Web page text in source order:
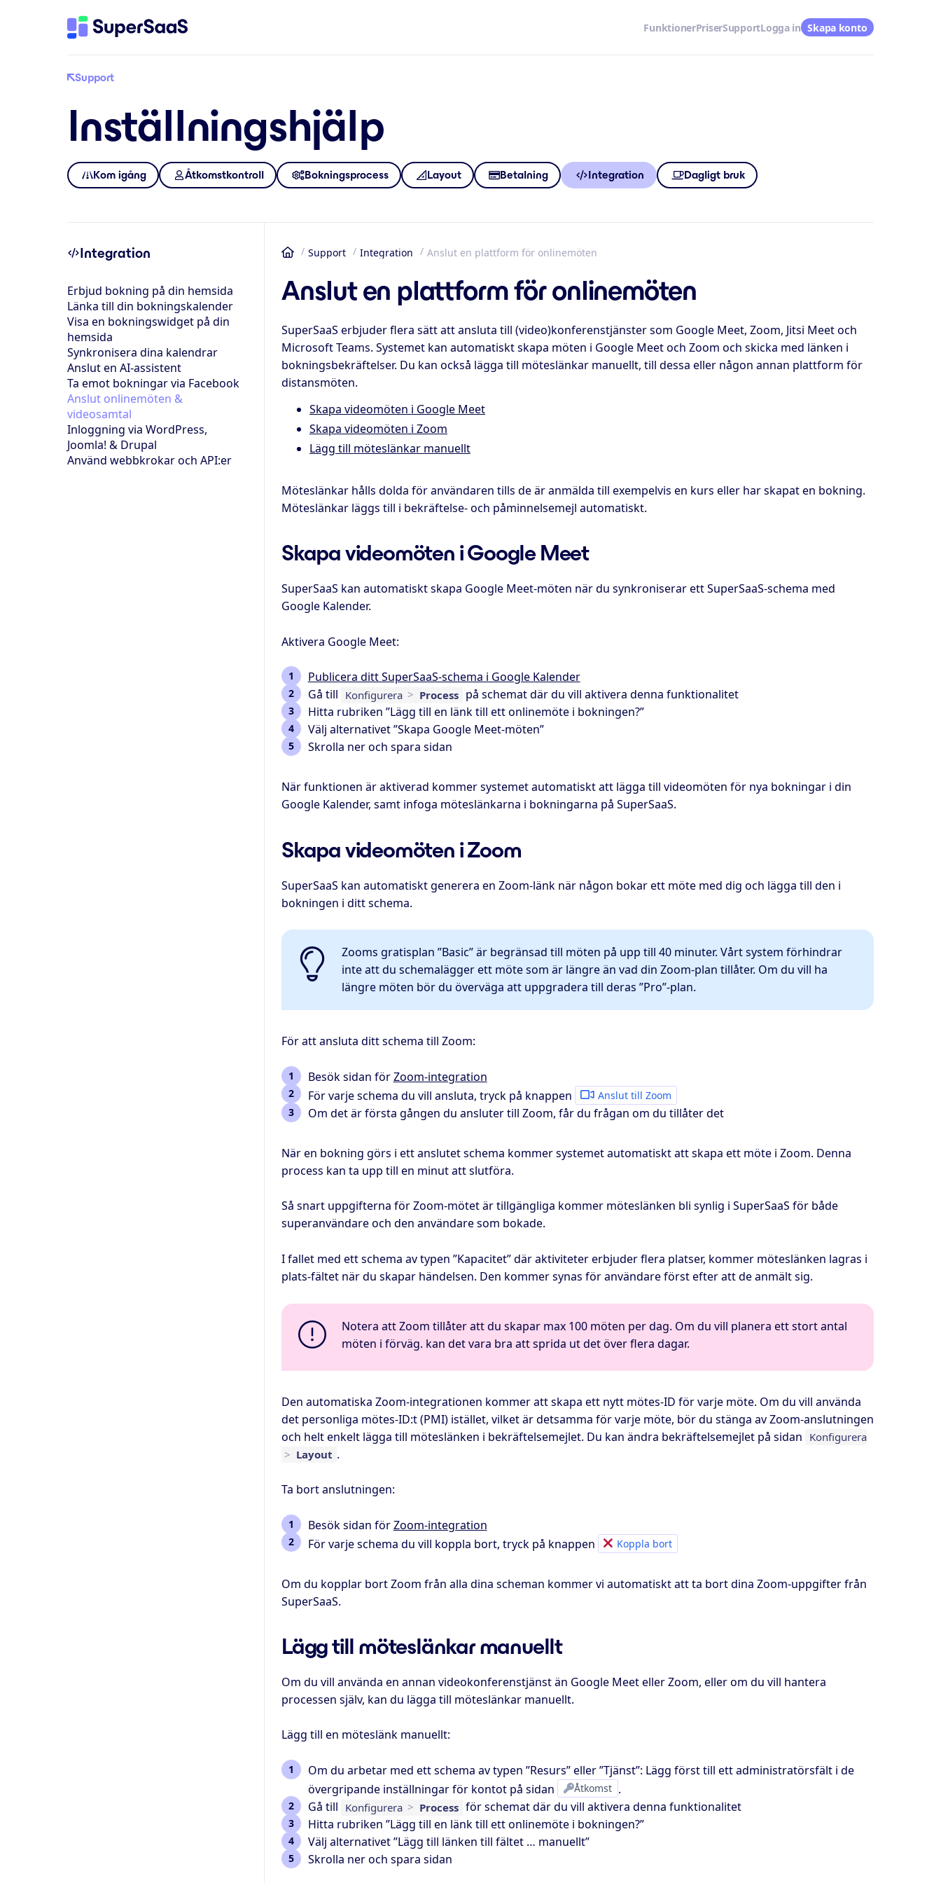
FunktionerPriserSupportLogga in Skapa konto
Support
Inställningshjälp
Kom igång Åtkomstkontroll Bokningsprocess Layout Betalning Integration Dagligt bruk
Integration
Erbjud bokning på din hemsida
Länka till din bokningskalender
Visa en bokningswidget på din
hemsida
Synkronisera dina kalendrar
Anslut en AI-assistent
Ta emot bokningar via Facebook
Anslut onlinemöten &
videosamtal
Inloggning via WordPress,
Joomla! & Drupal
Använd webbkrokar och API:er
HemSupport Integration Anslut en plattform för onlinemöten
Anslut en plattform för onlinemöten
SuperSaaS erbjuder flera sätt att ansluta till (video)konferenstjänster som Google Meet, Zoom, Jitsi Meet och
Microsoft Teams. Systemet kan automatiskt skapa möten i Google Meet och Zoom och skicka med länken i
bokningsbekräftelser. Du kan också lägga till möteslänkar manuellt, till dessa eller någon annan plattform för
distansmöten.
Skapa videomöten i Google Meet
Skapa videomöten i Zoom
Lägg till möteslänkar manuellt
Möteslänkar hålls dolda för användaren tills de är anmälda till exempelvis en kurs eller har skapat en bokning.
Möteslänkar läggs till i bekräftelse- och påminnelsemejl automatiskt.
Skapa videomöten i Google Meet
SuperSaaS kan automatiskt skapa Google Meet-möten när du synkroniserar ett SuperSaaS-schema med
Google Kalender.
Aktivera Google Meet:
Publicera ditt SuperSaaS-schema i Google Kalender
Gå till Konfigurera > Process på schemat där du vill aktivera denna funktionalitet
Hitta rubriken ”Lägg till en länk till ett onlinemöte i bokningen?”
Välj alternativet ”Skapa Google Meet-möten”
Skrolla ner och spara sidan
När funktionen är aktiverad kommer systemet automatiskt att lägga till videomöten för nya bokningar i din
Google Kalender, samt infoga möteslänkarna i bokningarna på SuperSaaS.
Skapa videomöten i Zoom
SuperSaaS kan automatiskt generera en Zoom-länk när någon bokar ett möte med dig och lägga till den i
bokningen i ditt schema.
Zooms gratisplan ”Basic” är begränsad till möten på upp till 40 minuter. Vårt system förhindrar
inte att du schemalägger ett möte som är längre än vad din Zoom-plan tillåter. Om du vill ha
längre möten bör du överväga att uppgradera till deras ”Pro”-plan.
För att ansluta ditt schema till Zoom:
Besök sidan förZoom-integration
För varje schema du vill ansluta, tryck på knappen
Anslut till Zoom
Om det är första gången du ansluter till Zoom, får du frågan om du tillåter det
När en bokning görs i ett anslutet schema kommer systemet automatiskt att skapa ett möte i Zoom. Denna
process kan ta upp till en minut att slutföra.
Så snart uppgifterna för Zoom-mötet är tillgängliga kommer möteslänken bli synlig i SuperSaaS för både
superanvändare och den användare som bokade.
I fallet med ett schema av typen ”Kapacitet” där aktiviteter erbjuder flera platser, kommer möteslänken lagras i
plats-fältet när du skapar händelsen. Den kommer synas för användare först efter att de anmält sig.
Notera att Zoom tillåter att du skapar max 100 möten per dag. Om du vill planera ett stort antal
möten i förväg. kan det vara bra att sprida ut det över flera dagar.
Den automatiska Zoom-integrationen kommer att skapa ett nytt mötes-ID för varje möte. Om du vill använda
det personliga mötes-ID:t (PMI) istället, vilket är detsamma för varje möte, bör du stänga av Zoom-anslutningen
och helt enkelt lägga till möteslänken i bekräftelsemejlet. Du kan ändra bekräftelsemejlet på sidan Konfigurera
> Layout .
Ta bort anslutningen:
Besök sidan förZoom-integration
För varje schema du vill koppla bort, tryck på knappen
Koppla bort
Om du kopplar bort Zoom från alla dina scheman kommer vi automatiskt att ta bort dina Zoom-uppgifter från
SuperSaaS.
Lägg till möteslänkar manuellt
Om du vill använda en annan videokonferenstjänst än Google Meet eller Zoom, eller om du vill hantera
processen själv, kan du lägga till möteslänkar manuellt.
Lägg till en möteslänk manuellt:
Om du arbetar med ett schema av typen ”Resurs” eller ”Tjänst”: Lägg först till ett administratörsfält i de
övergripande inställningar för kontot på sidan
Åtkomst .
Gå till Konfigurera > Process för schemat där du vill aktivera denna funktionalitet
Hitta rubriken ”Lägg till en länk till ett onlinemöte i bokningen?”
Välj alternativet ”Lägg till länken till fältet … manuellt”
Skrolla ner och spara sidan